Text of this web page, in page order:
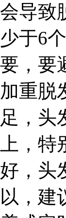
会导致
少于6
要，要
加重脱
足，头
上，
好，头
以，建